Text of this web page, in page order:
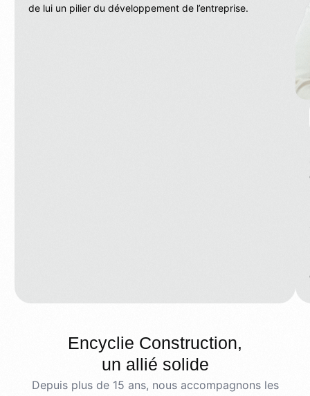
de lui un pilier du développement de l’entreprise.
Encyclie Construction,
un allié solide
Depuis plus de 15 ans, nous accompagnons les